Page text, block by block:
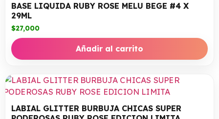
BASE LIQUIDA RUBY ROSE MELU BEGE #4 X
29ML
$27,000
Añadir al carrito
LABIAL GLITTER BURBUJA CHICAS SUPER